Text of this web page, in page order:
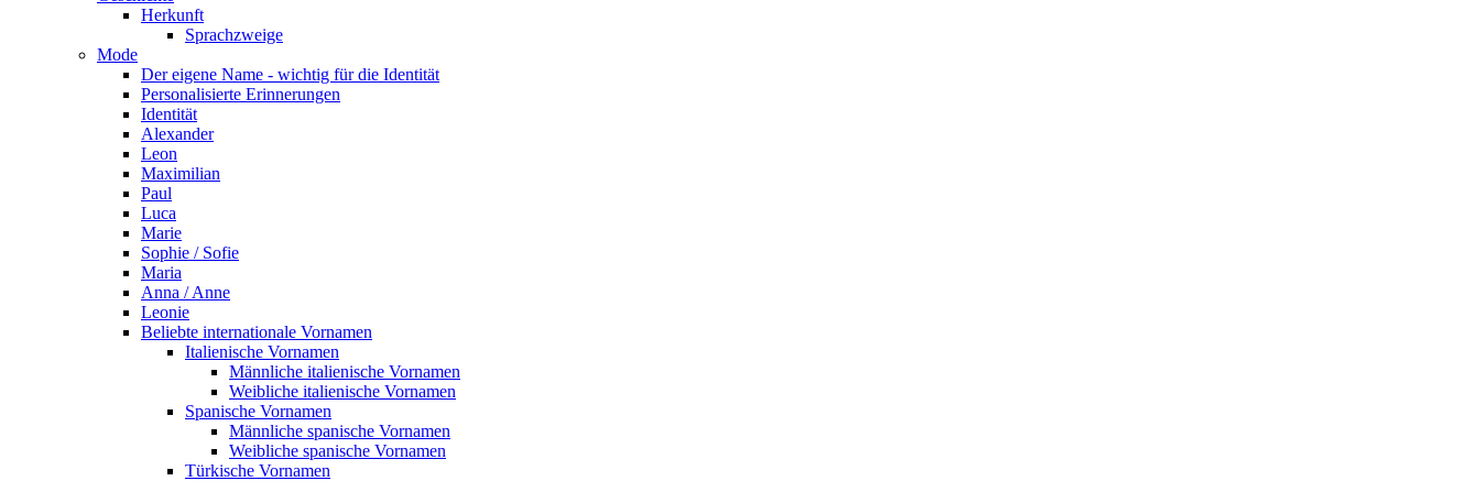
Herkunft
Sprachzweige
Mode
Der eigene Name - wichtig für die Identität
Personalisierte Erinnerungen
Identität
Alexander
Leon
Maximilian
Paul
Luca
Marie
Sophie / Sofie
Maria
Anna / Anne
Leonie
Beliebte internationale Vornamen
Italienische Vornamen
Männliche italienische Vornamen
Weibliche italienische Vornamen
Spanische Vornamen
Männliche spanische Vornamen
Weibliche spanische Vornamen
Türkische Vornamen